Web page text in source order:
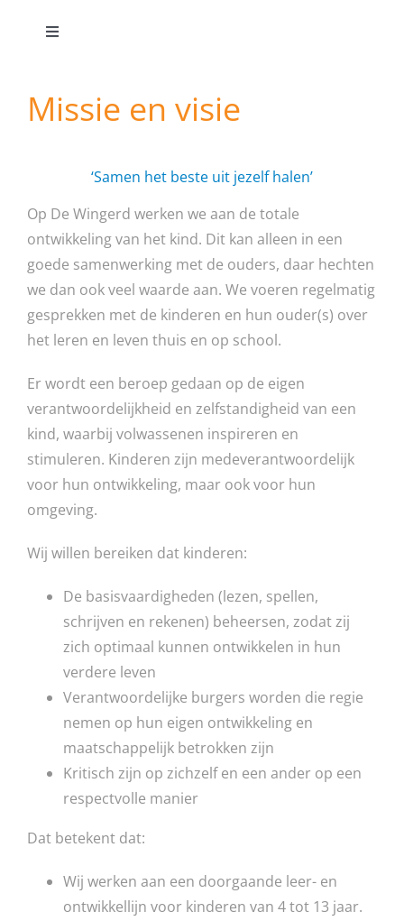
Toggle
ouders/verzorgers
contact
Missie en visie
‘Samen het beste uit jezelf halen’
Op De Wingerd werken we aan de totale
ontwikkeling van het kind. Dit kan alleen in een
goede samenwerking met de ouders, daar hechten
we dan ook veel waarde aan. We voeren regelmatig
gesprekken met de kinderen en hun ouder(s) over
het leren en leven thuis en op school.
Er wordt een beroep gedaan op de eigen
verantwoordelijkheid en zelfstandigheid van een
kind, waarbij volwassenen inspireren en
stimuleren. Kinderen zijn medeverantwoordelijk
voor hun ontwikkeling, maar ook voor hun
omgeving.
Wij willen bereiken dat kinderen:
De basisvaardigheden (lezen, spellen,
schrijven en rekenen) beheersen, zodat zij
zich optimaal kunnen ontwikkelen in hun
verdere leven
Verantwoordelijke burgers worden die regie
nemen op hun eigen ontwikkeling en
maatschappelijk betrokken zijn
Kritisch zijn op zichzelf en een ander op een
respectvolle manier
Dat betekent dat:
Wij werken aan een doorgaande leer- en
ontwikkellijn voor kinderen van 4 tot 13 jaar.